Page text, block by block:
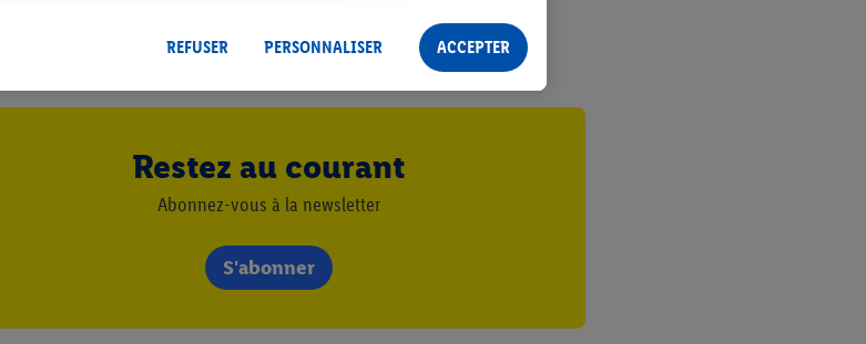
Restez au courant
Abonnez-vous à la newsletter
S'abonner
REFUSER
PERSONNALISER ACCEPTER